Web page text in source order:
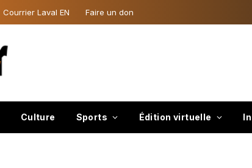
Courrier Laval EN Faire un don
Culture Sports Édition virtuelle